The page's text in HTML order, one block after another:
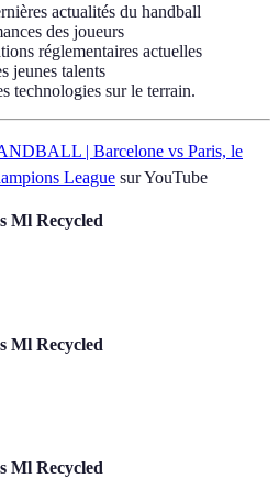
actualités du handball
des joueurs
réglementaires actuelles
jeunes talents
technologies sur le terrain.
| Barcelone vs Paris, le
League sur YouTube
Ml Recycled
Ml Recycled
Ml Recycled